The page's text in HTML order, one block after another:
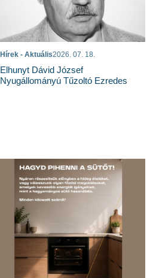
Hírek - Aktuális2026. 07. 18.
Elhunyt Dávid József
Nyugállományú Tűzoltó Ezredes